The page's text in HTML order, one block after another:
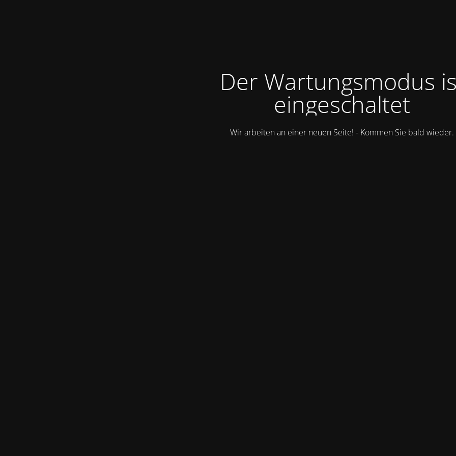
Der Wartungsmodus
eingeschaltet
Wir arbeiten an einer neuen Seite! - Kommen Sie bald wieder.